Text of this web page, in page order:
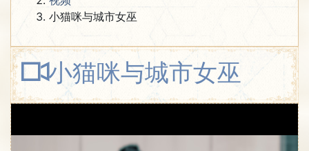
小猫咪与城市女巫
小猫咪与城市女巫